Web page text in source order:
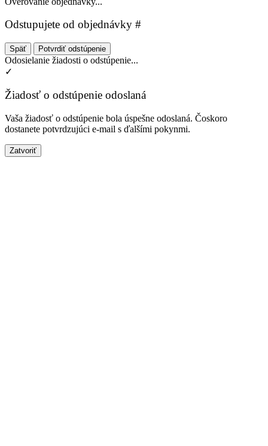
Odstupujete od objednávky #
Späť Potvrdiť odstúpenie
Odosielanie žiadosti o odstúpenie...
✓
Žiadosť o odstúpenie odoslaná
Vaša žiadosť o odstúpenie bola úspešne odoslaná. Čoskoro
dostanete potvrdzujúci e-mail s ďalšími pokynmi.
Zatvoriť